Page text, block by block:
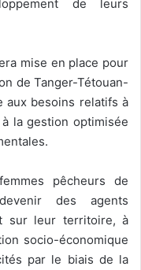
de leurs
mise en place pour
de Tanger-Tétouan-
aux besoins relatifs à
la gestion optimisée
pêcheurs de
des agents
sur leur territoire, à
socio-économique
par le biais de la